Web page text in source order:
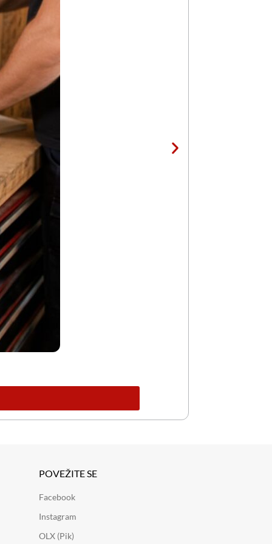
POVEŽITE SE
Facebook
Instagram
OLX (Pik)